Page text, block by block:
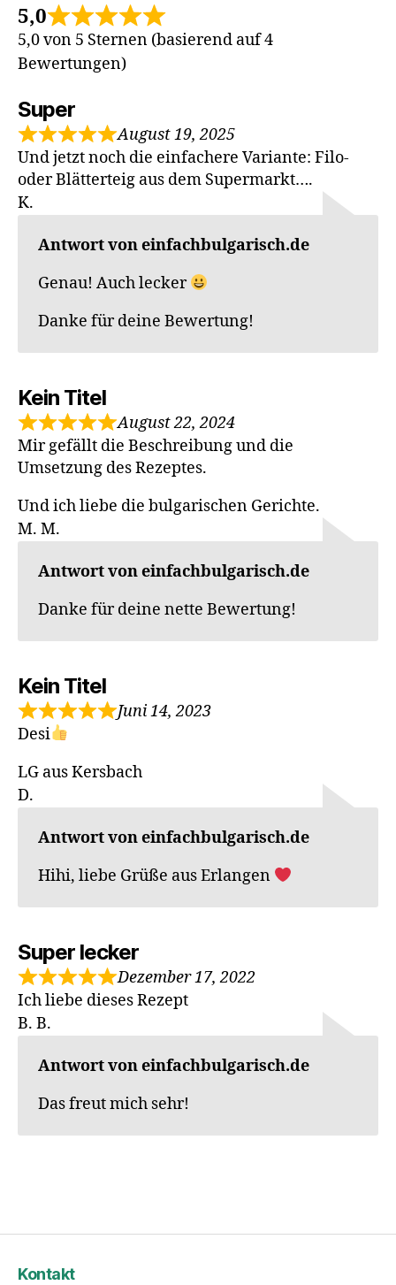
5,0
5,0 von 5 Sternen (basierend auf 4
Bewertungen)
Super
August 19, 2025
Und jetzt noch die einfachere Variante: Filo-
oder Blätterteig aus dem Supermarkt….
K.
Antwort von einfachbulgarisch.de
Genau! Auch lecker
Danke für deine Bewertung!
Kein Titel
August 22, 2024
Mir gefällt die Beschreibung und die
Umsetzung des Rezeptes.
Und ich liebe die bulgarischen Gerichte.
M. M.
Antwort von einfachbulgarisch.de
Danke für deine nette Bewertung!
Kein Titel
Juni 14, 2023
Desi
LG aus Kersbach
D.
Antwort von einfachbulgarisch.de
Hihi, liebe Grüße aus Erlangen
Super lecker
Dezember 17, 2022
Ich liebe dieses Rezept
B. B.
Antwort von einfachbulgarisch.de
Das freut mich sehr!
Kontakt